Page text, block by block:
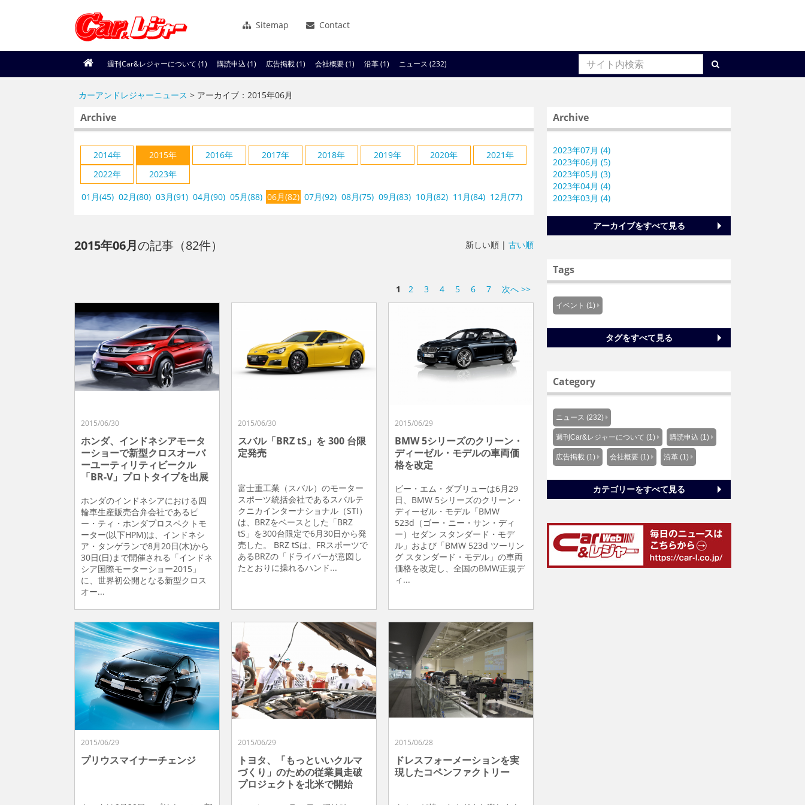
Sitemap Contact
週刊Car&レジャーについて (1) 購読申込 (1) 広告掲載 (1) 会社概要 (1) 沿革 (1) ニュース (232)
カーアンドレジャーニュース > アーカイブ：2015年06月
Archive
2014年 2015年 2016年 2017年 2018年 2019年 2020年
2021年
2022年
2023年
01月(45) 02月(80) 03月(91) 04月(90) 05月(88) 06月(82) 07月(92) 08月(75) 09月(83) 10月(82) 11月(84) 12月(77)
2015年06月の記事（82件） 新しい順 |古い順
1 2 3 4 5 6 7 次へ >>
2015/06/30
ホンダ、インドネシアモータ
ーショーで新型クロスオーバ
ーユーティリティビークル
「BR-V」プロトタイプを出展
ホンダのインドネシアにおける四
輪車生産販売合弁会社であるピ
ー・ティ・ホンダプロスペクトモ
ーター(以下HPM)は、インドネシ
ア・タンゲランで8月20日(木)から
30日(日)まで開催される「インドネ
シア国際モーターショー2015」
に、世界初公開となる新型クロス
オー...
2015/06/30
スバル「BRZ tS」を 300 台限
定発売
富士重工業（スバル）のモーター
スポーツ統括会社であるスバルテ
クニカインターナショナル（STI）
は、BRZをベースとした「BRZ
tS」を300台限定で6月30日から発
売した。 BRZ tSは、FRスポーツで
あるBRZの「ドライバーが意図し
たとおりに操れるハンド...
2015/06/29
BMW 5シリーズのクリーン・
ディーゼル・モデルの車両価
格を改定
ビー・エム・ダブリューは6月29
日、BMW 5シリーズのクリーン・
ディーゼル・モデル「BMW
523d（ゴー・ニー・サン・ディ
ー）セダン スタンダード・モデ
ル」および「BMW 523d ツーリン
グ スタンダード・モデル」の車両
価格を改定し、全国のBMW正規デ
ィ...
2015/06/29
プリウスマイナーチェンジ
2015/06/29
トヨタ、「もっといいクルマ
づくり」のための従業員走破
プロジェクトを北米で開始
2015/06/28
ドレスフォーメーションを実
現したコペンファクトリー
Archive
2023年07月 (4)
2023年06月 (5)
2023年05月 (3)
2023年04月 (4)
2023年03月 (4)
アーカイブをすべて見る
Tags
イベント (1)
タグをすべて見る
Category
ニュース (232)
週刊Car&レジャーについて (1) 購読申込 (1)
広告掲載 (1) 会社概要 (1) 沿革 (1)
カテゴリーをすべて見る